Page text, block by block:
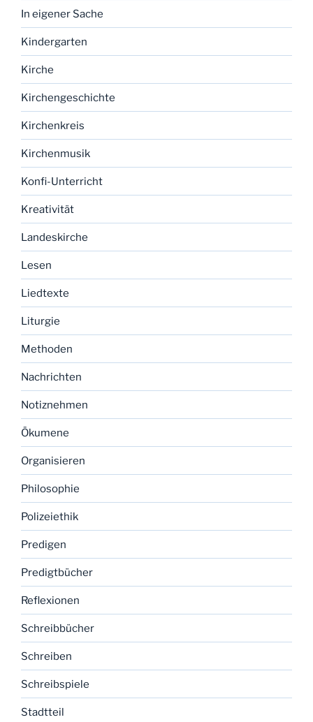
In eigener Sache
Kindergarten
Kirche
Kirchengeschichte
Kirchenkreis
Kirchenmusik
Konfi-Unterricht
Kreativität
Landeskirche
Lesen
Liedtexte
Liturgie
Methoden
Nachrichten
Notiznehmen
Ökumene
Organisieren
Philosophie
Polizeiethik
Predigen
Predigtbücher
Reflexionen
Schreibbücher
Schreiben
Schreibspiele
Stadtteil